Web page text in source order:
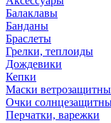
Балаклавы
Банданы
Браслеты
Грелки, теплоиды
Дождевики
Кепки
Маски
Очки
Перчатки, варежки